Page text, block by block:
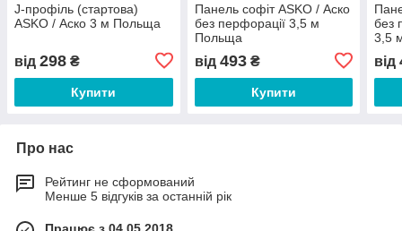
J-профіль (стартова)
ASKO / Аско 3 м Польща
від 298 ₴
Купити
Панель софіт ASKO / Аско
без перфорації 3,5 м
Польща
від 493₴
Купити
без
3,5
від
Про нас
Рейтинг не сформований
Менше 5 відгуків за останній рік